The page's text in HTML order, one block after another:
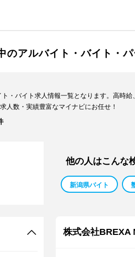
のアルバイト・バイト・
・バイト求人情報一覧となります。高時
人数・実績豊富なマイナビにお任せ！
他の人はこんな
新潟県バイト
株式会社BREXA